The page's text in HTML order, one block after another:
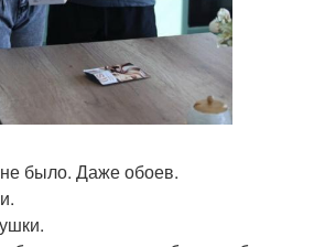
было. Даже обоев.